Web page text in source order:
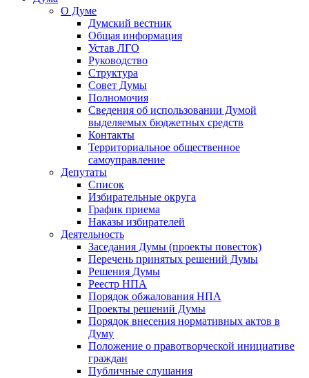
О Думе
Думский вестник
Общая информация
Устав ЛГО
Руководство
Структура
Совет Думы
Полномочия
Сведения об использовании Думой
выделяемых бюджетных средств
Контакты
Территориальное общественное
самоуправление
Депутаты
Список
Избирательные округа
График приема
Наказы избирателей
Деятельность
Заседания Думы (проекты повесток)
Перечень принятых решений Думы
Решения Думы
Реестр НПА
Порядок обжалования НПА
Проекты решений Думы
Порядок внесения нормативных актов в
Думу
Положение о правотворческой инициативе
граждан
Публичные слушания